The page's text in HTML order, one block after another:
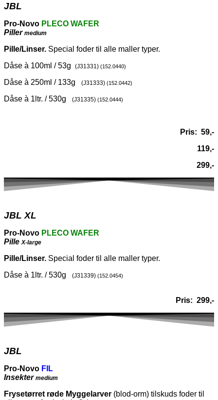
JBL
Pro-Novo PLECO WAFER
Piller medium
Pille/Linser. Special foder til alle maller typer.
Dåse à 100ml / 53g
(J31331) (152.0440)
Dåse à 250ml / 133g (J31333) (152.0442)
Dåse à 1ltr. / 530g (J31335) (152.0444)
Pris: 59,-
119,-
299,-
JBL XL
Pro-Novo PLECO WAFER
PilleX-large
Pille/Linser. Special foder til alle maller typer.
Dåse à 1ltr. / 530g
(J31339) (152.0454)
Pris: 299,-
JBL
Pro-Novo FIL
Insekter medium
Frysetørret røde Myggelarver (blod-orm) tilskuds foder til